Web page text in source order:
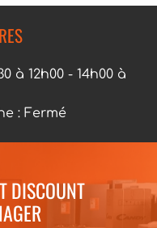
à 12h00 - 14h00 à
: Fermé
DISCOUNT